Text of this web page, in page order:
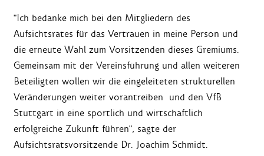
"Ich bedanke mich bei den Mitgliedern des
Aufsichtsrates für das Vertrauen in meine Person und
die erneute Wahl zum Vorsitzenden dieses Gremiums.
Gemeinsam mit der Vereinsführung und allen weiteren
Beteiligten wollen wir die eingeleiteten strukturellen
Veränderungen weiter vorantreiben und den VfB
Stuttgart in eine sportlich und wirtschaftlich
erfolgreiche Zukunft führen", sagte der
Aufsichtsratsvorsitzende Dr. Joachim Schmidt.